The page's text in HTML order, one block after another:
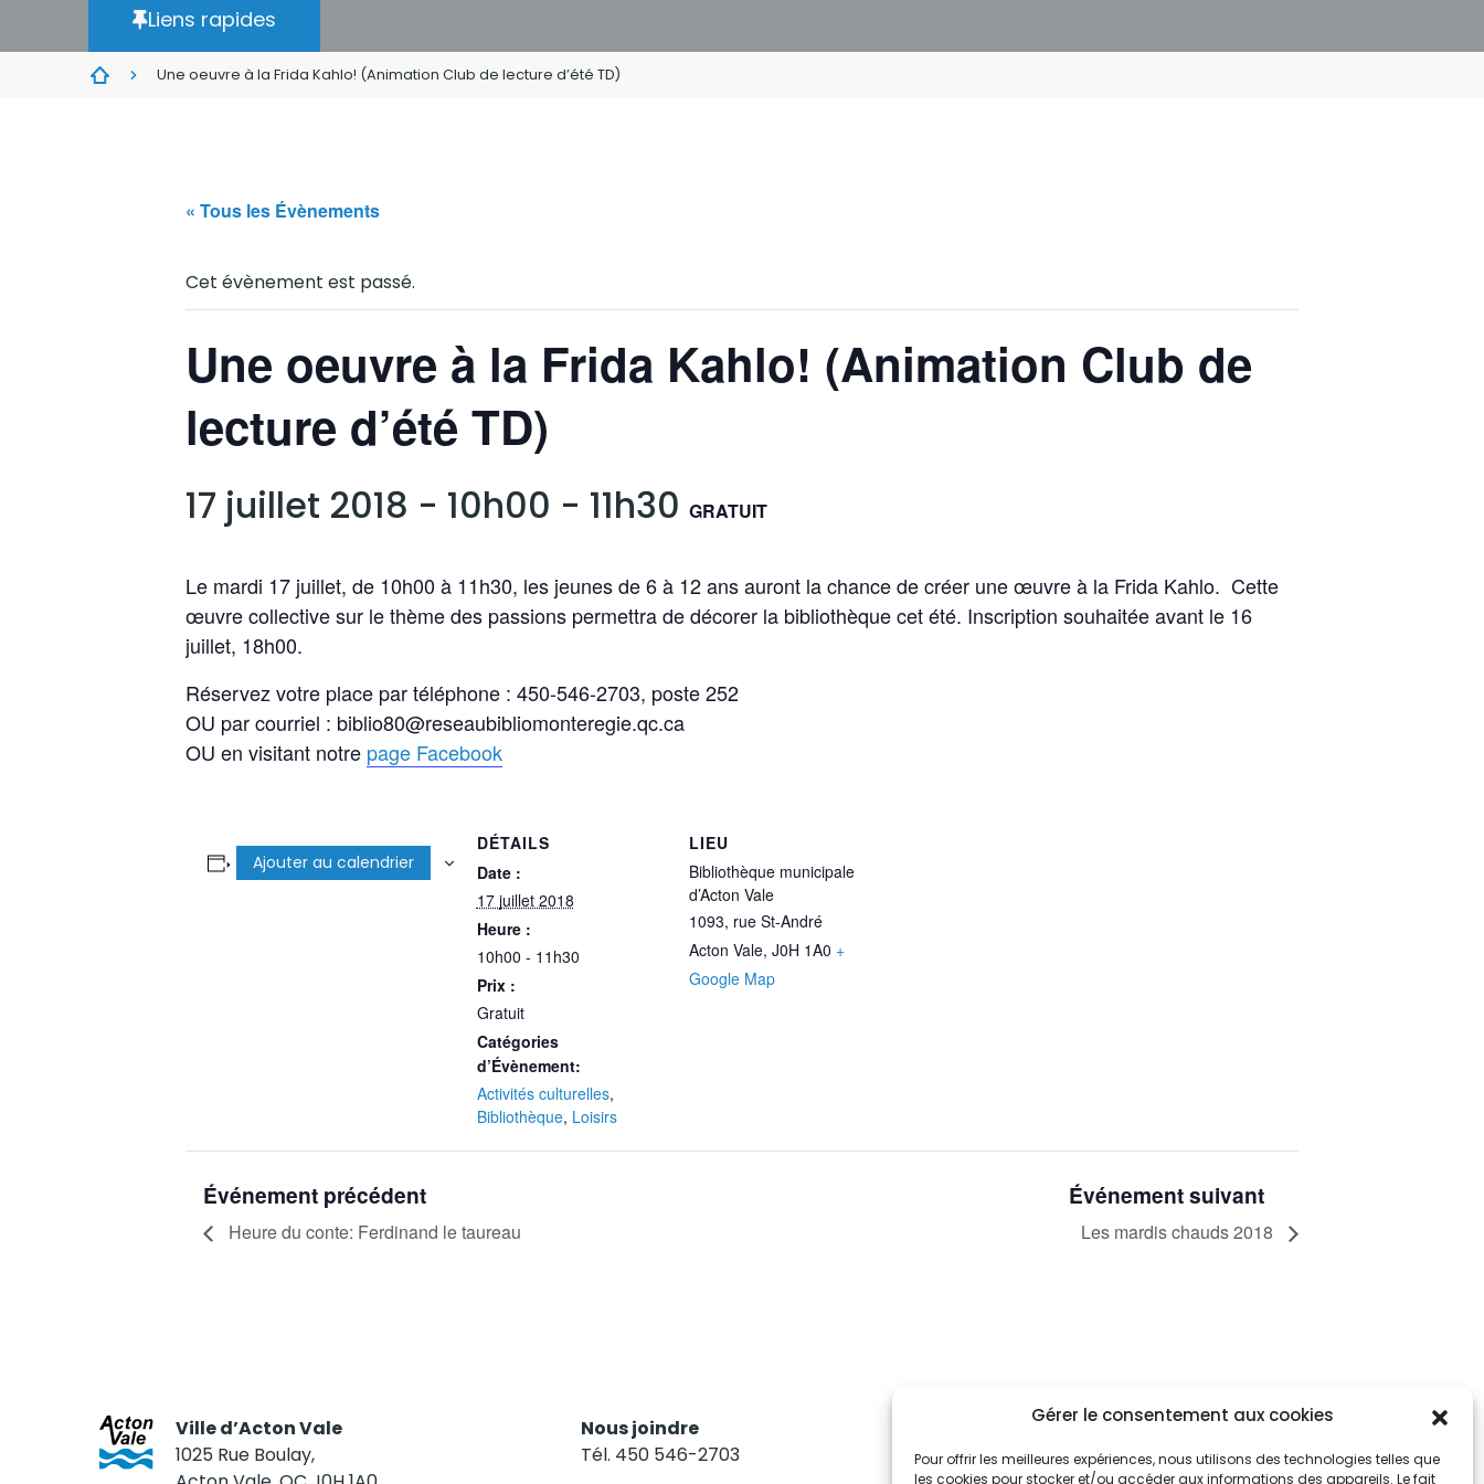
Gérer le consentement aux cookies
Pour offrir les meilleures expériences, nous utilisons des technologies telles que
les cookies pour stocker et/ou accéder aux informations des appareils. Le fait
Liens rapides
Une oeuvre à la Frida Kahlo! (Animation Club de lecture d’été TD)
« Tous les Évènements
Cet évènement est passé.
Une oeuvre à la Frida Kahlo! (Animation Club de
lecture d’été TD)
17 juillet 2018 - 10h00 - 11h30 GRATUIT
Le mardi 17 juillet, de 10h00 à 11h30, les jeunes de 6 à 12 ans auront la chance de créer une œuvre à la Frida Kahlo. Cette
œuvre collective sur le thème des passions permettra de décorer la bibliothèque cet été. Inscription souhaitée avant le 16
juillet, 18h00.
Réservez votre place par téléphone : 450-546-2703, poste 252
OU par courriel : biblio80@reseaubibliomonteregie.qc.ca
OU en visitant notre page Facebook
Ajouter au calendrier
DÉTAILS
Date :
17 juillet 2018
Heure :
10h00 - 11h30
Prix :
Gratuit
Catégories
d’Évènement:
Activités culturelles,
Bibliothèque, Loisirs
LIEU
Bibliothèque municipale
d’Acton Vale
1093, rue St-André
Acton Vale, J0H 1A0 +
Google Map
Événement précédent
Heure du conte: Ferdinand le taureau
Événement suivant
Les mardis chauds 2018
Ville d’Acton Vale
1025 Rue Boulay,
Nous joindre
Tél. 450 546-2703
Restez informés
Abonnez-vous aux alertes municipales